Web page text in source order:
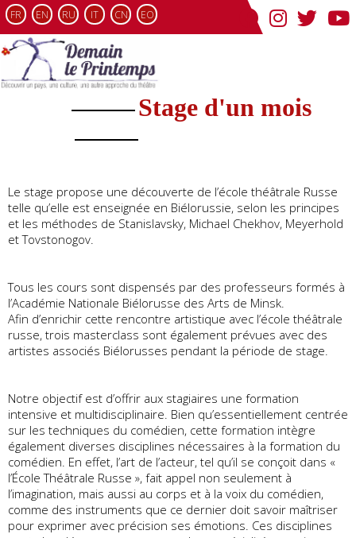
FR EN RU IT CN EO
Stage d'un mois
Le stage propose une découverte de l’école théâtrale Russe
telle qu’elle est enseignée en Biélorussie, selon les principes
et les méthodes de Stanislavsky, Michael Chekhov, Meyerhold
et Tovstonogov.
Tous les cours sont dispensés par des professeurs formés à
l’Académie Nationale Biélorusse des Arts de Minsk.
Afin d’enrichir cette rencontre artistique avec l’école théâtrale
russe, trois masterclass sont également prévues avec des
artistes associés Biélorusses pendant la période de stage.
Notre objectif est d’offrir aux stagiaires une formation
intensive et multidisciplinaire. Bien qu’essentiellement centrée
sur les techniques du comédien, cette formation intègre
également diverses disciplines nécessaires à la formation du
comédien. En effet, l’art de l’acteur, tel qu’il se conçoit dans «
l’École Théâtrale Russe », fait appel non seulement à
l’imagination, mais aussi au corps et à la voix du comédien,
comme des instruments que ce dernier doit savoir maîtriser
pour exprimer avec précision ses émotions. Ces disciplines